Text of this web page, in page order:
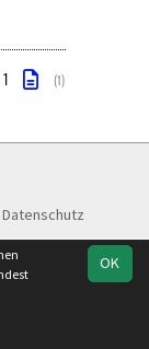
(1)
Datenschutz
OK